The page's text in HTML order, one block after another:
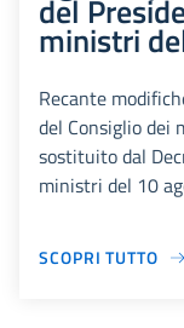
del
ministri
Recante
del Consiglio dei
sostituito dal
ministri del 10
SCOPRI TUTTO